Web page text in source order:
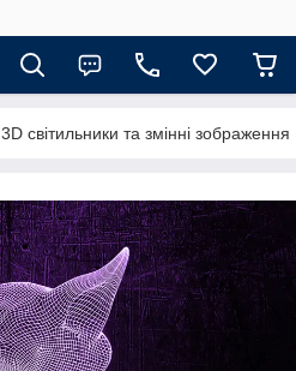
3D світильники та змінні зображення